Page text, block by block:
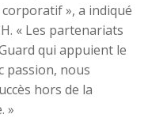
», a indiqué
« Les partenariats
qui appuient le
passion, nous
hors de la
»